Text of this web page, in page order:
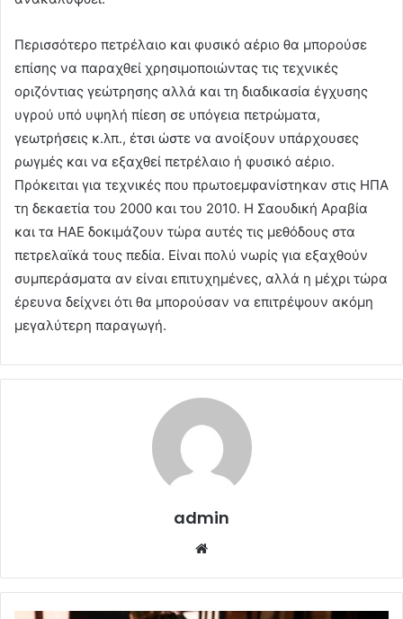
Περισσότερο πετρέλαιο και φυσικό αέριο θα μπορούσε
επίσης να παραχθεί χρησιμοποιώντας τις τεχνικές
οριζόντιας γεώτρησης αλλά και τη διαδικασία έγχυσης
υγρού υπό υψηλή πίεση σε υπόγεια πετρώματα,
γεωτρήσεις κ.λπ., έτσι ώστε να ανοίξουν υπάρχουσες
ρωγμές και να εξαχθεί πετρέλαιο ή φυσικό αέριο.
Πρόκειται για τεχνικές που πρωτοεμφανίστηκαν στις ΗΠΑ
τη δεκαετία του 2000 και του 2010. Η Σαουδική Αραβία
και τα ΗΑΕ δοκιμάζουν τώρα αυτές τις μεθόδους στα
πετρελαϊκά τους πεδία. Είναι πολύ νωρίς για εξαχθούν
συμπεράσματα αν είναι επιτυχημένες, αλλά η μέχρι τώρα
έρευνα δείχνει ότι θα μπορούσαν να επιτρέψουν ακόμη
μεγαλύτερη παραγωγή.
admin